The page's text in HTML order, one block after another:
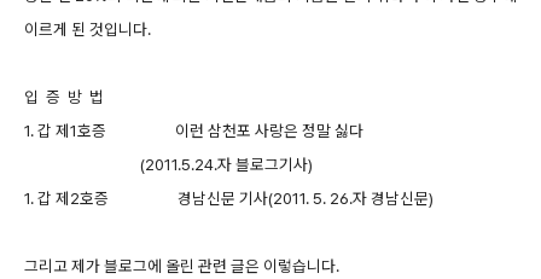
이르게 된 것입니다.
입 증 방 법
1. 갑 제1호증 이런 삼천포 사랑은 정말 싫다
(2011.5.24.자 블로그기사)
1. 갑 제2호증 경남신문 기사(2011. 5. 26.자 경남신문)
그리고 제가 블로그에 올린 관련 글은 이렇습니다.